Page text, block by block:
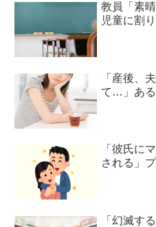
教員「素
児童に割
「産後、
て…」ある
「彼氏に
される」
「幻滅す